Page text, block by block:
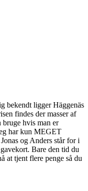
bekendt ligger Häggenäs
findes der masser af
hvis man er
har kun MEGET
og Anders står for i
Bare den tid du
at tjent flere penge så du